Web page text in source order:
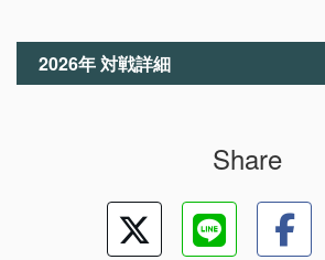
2026年 対戦詳細
Share